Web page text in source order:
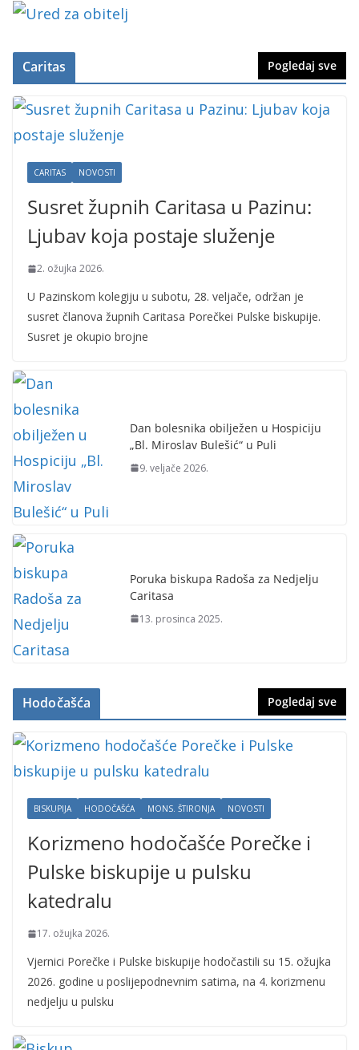
Caritas Pogledaj sve
CARITAS NOVOSTI
Susret župnih Caritasa u Pazinu:
Ljubav koja postaje služenje
2. ožujka 2026.
U Pazinskom kolegiju u subotu, 28. veljače, održan je
susret članova župnih Caritasa Porečkei Pulske biskupije.
Susret je okupio brojne
Dan bolesnika obilježen u Hospiciju
„Bl. Miroslav Bulešić“ u Puli
9. veljače 2026.
Poruka biskupa Radoša za Nedjelju
Caritasa
13. prosinca 2025.
Hodočašća Pogledaj sve
BISKUPIJA HODOČAŠĆA MONS. ŠTIRONJA NOVOSTI
Korizmeno hodočašće Porečke i
Pulske biskupije u pulsku
katedralu
17. ožujka 2026.
Vjernici Porečke i Pulske biskupije hodočastili su 15. ožujka
2026. godine u poslijepodnevnim satima, na 4. korizmenu
nedjelju u pulsku